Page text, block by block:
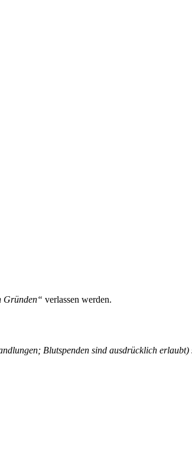
Gründen“ verlassen werden.
Blutspenden sind ausdrücklich erlaubt)